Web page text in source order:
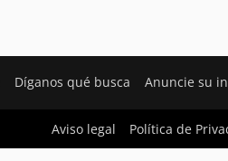
Díganos qué busca Anuncie su
Aviso legal Política de